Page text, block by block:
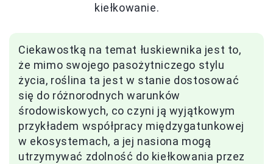
kiełkowanie.
Ciekawostką na temat łuskiewnika jest to,
że mimo swojego pasożytniczego stylu
życia, roślina ta jest w stanie dostosować
się do różnorodnych warunków
środowiskowych, co czyni ją wyjątkowym
przykładem współpracy międzygatunkowej
w ekosystemach, a jej nasiona mogą
utrzymywać zdolność do kiełkowania przez